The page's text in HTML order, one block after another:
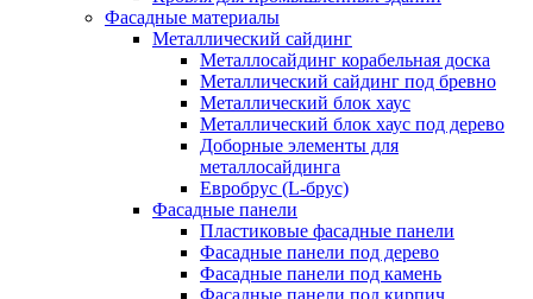
Фасадные материалы
Металлический сайдинг
Металлосайдинг корабельная доска
Металлический сайдинг под бревно
Металлический блок хаус
Металлический блок хаус под дерево
Доборные элементы для
металлосайдинга
Евробрус (L-брус)
Фасадные панели
Пластиковые фасадные панели
Фасадные панели под дерево
Фасадные панели под камень
Фасадные панели под кирпич